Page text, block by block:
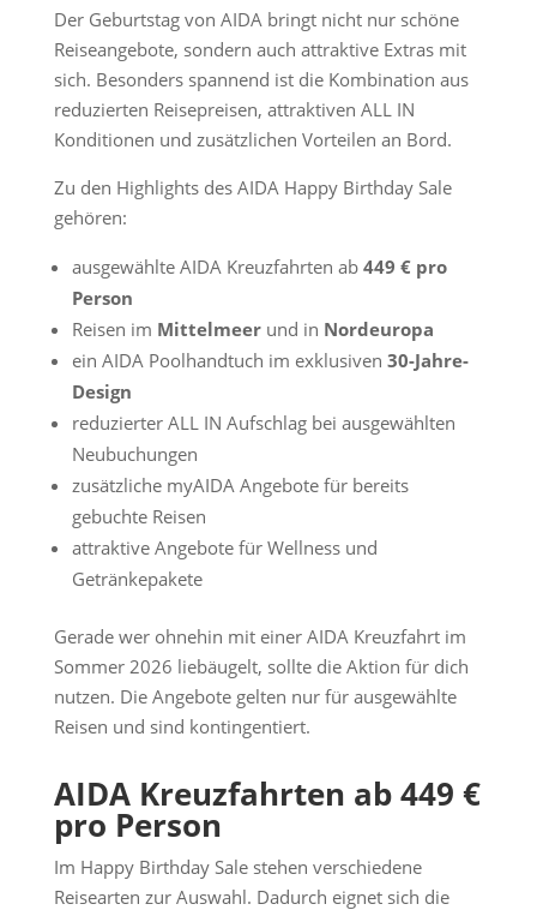
Der Geburtstag von AIDA bringt nicht nur schöne
Reiseangebote, sondern auch attraktive Extras mit
sich. Besonders spannend ist die Kombination aus
reduzierten Reisepreisen, attraktiven ALL IN
Konditionen und zusätzlichen Vorteilen an Bord.
Zu den Highlights des AIDA Happy Birthday Sale
gehören:
ausgewählte AIDA Kreuzfahrten ab 449 € pro
Person
Reisen im Mittelmeerund in Nordeuropa
ein AIDA Poolhandtuch im exklusiven 30-Jahre-
Design
reduzierter ALL IN Aufschlag bei ausgewählten
Neubuchungen
zusätzliche myAIDA Angebote für bereits
gebuchte Reisen
attraktive Angebote für Wellness und
Getränkepakete
Gerade wer ohnehin mit einer AIDA Kreuzfahrt im
Sommer 2026 liebäugelt, sollte die Aktion für dich
nutzen. Die Angebote gelten nur für ausgewählte
Reisen und sind kontingentiert.
AIDA Kreuzfahrten ab 449 €
pro Person
Im Happy Birthday Sale stehen verschiedene
Reisearten zur Auswahl. Dadurch eignet sich die